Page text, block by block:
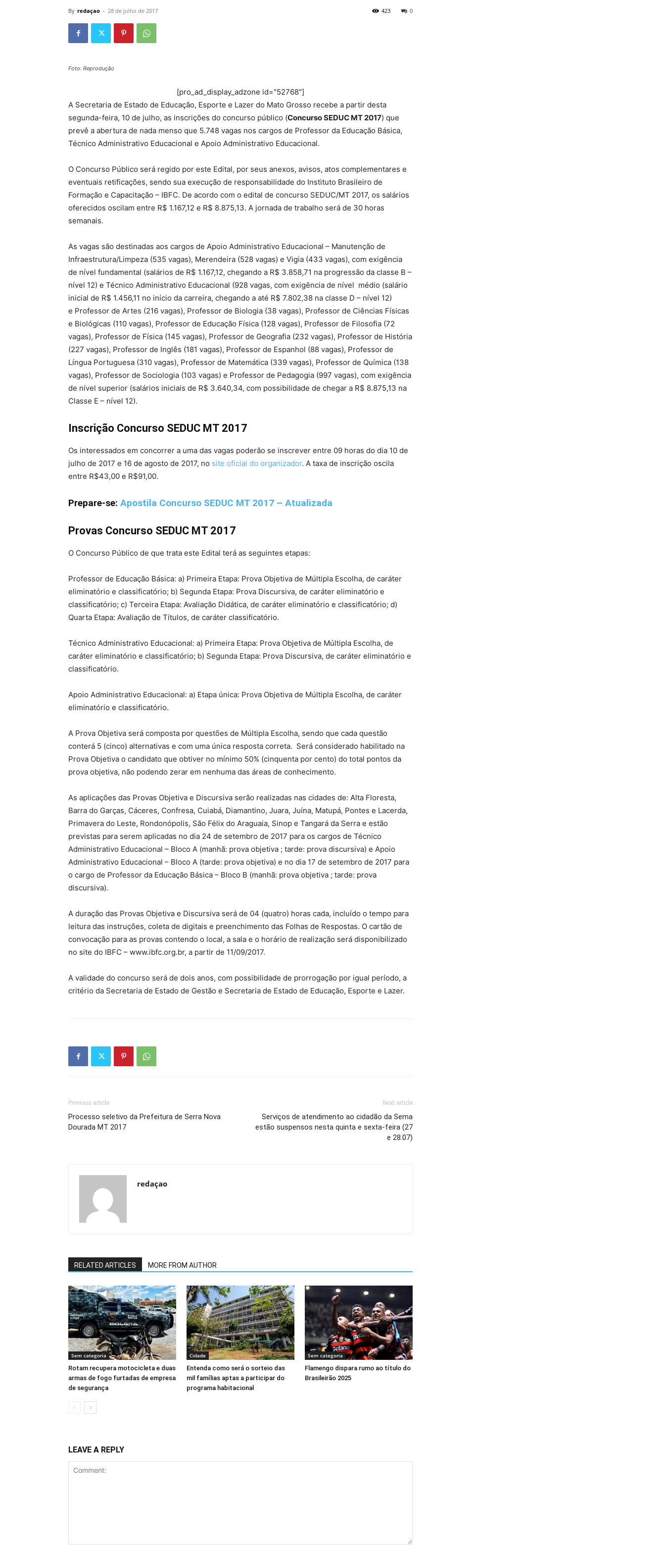
By redaçao - 28 de julho de 2017 0
423
Foto: Reprodução
[pro_ad_display_adzone id="52768"]
A Secretaria de Estado de Educação, Esporte e Lazer do Mato Grosso recebe a partir desta
segunda-feira, 10 de julho, as inscrições do concurso público (Concurso SEDUC MT 2017) que
prevê a abertura de nada menso que 5.748 vagas nos cargos de Professor da Educação Básica,
Técnico Administrativo Educacional e Apoio Administrativo Educacional.
O Concurso Público será regido por este Edital, por seus anexos, avisos, atos complementares e
eventuais retificações, sendo sua execução de responsabilidade do Instituto Brasileiro de
Formação e Capacitação – IBFC. De acordo com o edital de concurso SEDUC/MT 2017, os salários
oferecidos oscilam entre R$ 1.167,12 e R$ 8.875,13. A jornada de trabalho será de 30 horas
semanais.
As vagas são destinadas aos cargos de Apoio Administrativo Educacional – Manutenção de
Infraestrutura/Limpeza (535 vagas), Merendeira (528 vagas) e Vigia (433 vagas), com exigência
de nível fundamental (salários de R$ 1.167,12, chegando a R$ 3.858,71 na progressão da classe B –
nível 12) e Técnico Administrativo Educacional (928 vagas, com exigência de nível médio (salário
inicial de R$ 1.456,11 no início da carreira, chegando a até R$ 7.802,38 na classe D – nível 12)
e Professor de Artes (216 vagas), Professor de Biologia (38 vagas), Professor de Ciências Físicas
e Biológicas (110 vagas), Professor de Educação Física (128 vagas), Professor de Filosofia (72
vagas), Professor de Física (145 vagas), Professor de Geografia (232 vagas), Professor de História
(227 vagas), Professor de Inglês (181 vagas), Professor de Espanhol (88 vagas), Professor de
Língua Portuguesa (310 vagas), Professor de Matemática (339 vagas), Professor de Química (138
vagas), Professor de Sociologia (103 vagas) e Professor de Pedagogia (997 vagas), com exigência
de nível superior (salários iniciais de R$ 3.640,34, com possibilidade de chegar a R$ 8.875,13 na
Classe E – nível 12).
Inscrição Concurso SEDUC MT 2017
Os interessados em concorrer a uma das vagas poderão se inscrever entre 09 horas do dia 10 de
julho de 2017 e 16 de agosto de 2017, no site oficial do organizador. A taxa de inscrição oscila
entre R$43,00 e R$91,00.
Prepare-se: Apostila Concurso SEDUC MT 2017 – Atualizada
Provas Concurso SEDUC MT 2017
O Concurso Público de que trata este Edital terá as seguintes etapas:
Professor de Educação Básica: a) Primeira Etapa: Prova Objetiva de Múltipla Escolha, de caráter
eliminatório e classificatório; b) Segunda Etapa: Prova Discursiva, de caráter eliminatório e
classificatório; c) Terceira Etapa: Avaliação Didática, de caráter eliminatório e classificatório; d)
Quarta Etapa: Avaliação de Títulos, de caráter classificatório.
Técnico Administrativo Educacional: a) Primeira Etapa: Prova Objetiva de Múltipla Escolha, de
caráter eliminatório e classificatório; b) Segunda Etapa: Prova Discursiva, de caráter eliminatório e
classificatório.
Apoio Administrativo Educacional: a) Etapa única: Prova Objetiva de Múltipla Escolha, de caráter
eliminatório e classificatório.
A Prova Objetiva será composta por questões de Múltipla Escolha, sendo que cada questão
conterá 5 (cinco) alternativas e com uma única resposta correta. Será considerado habilitado na
Prova Objetiva o candidato que obtiver no mínimo 50% (cinquenta por cento) do total pontos da
prova objetiva, não podendo zerar em nenhuma das áreas de conhecimento.
As aplicações das Provas Objetiva e Discursiva serão realizadas nas cidades de: Alta Floresta,
Barra do Garças, Cáceres, Confresa, Cuiabá, Diamantino, Juara, Juína, Matupá, Pontes e Lacerda,
Primavera do Leste, Rondonópolis, São Félix do Araguaia, Sinop e Tangará da Serra e estão
previstas para serem aplicadas no dia 24 de setembro de 2017 para os cargos de Técnico
Administrativo Educacional – Bloco A (manhã: prova objetiva ; tarde: prova discursiva) e Apoio
Administrativo Educacional – Bloco A (tarde: prova objetiva) e no dia 17 de setembro de 2017 para
o cargo de Professor da Educação Básica – Bloco B (manhã: prova objetiva ; tarde: prova
discursiva).
A duração das Provas Objetiva e Discursiva será de 04 (quatro) horas cada, incluído o tempo para
leitura das instruções, coleta de digitais e preenchimento das Folhas de Respostas. O cartão de
convocação para as provas contendo o local, a sala e o horário de realização será disponibilizado
no site do IBFC – www.ibfc.org.br, a partir de 11/09/2017.
A validade do concurso será de dois anos, com possibilidade de prorrogação por igual período, a
critério da Secretaria de Estado de Gestão e Secretaria de Estado de Educação, Esporte e Lazer.
Previous article
Processo seletivo da Prefeitura de Serra Nova
Dourada MT 2017
Next article
Serviços de atendimento ao cidadão da Sema
estão suspensos nesta quinta e sexta-feira (27
e 28.07)
redaçao
RELATED ARTICLES MORE FROM AUTHOR
Sem categoria
Rotam recupera motocicleta e duas
armas de fogo furtadas de empresa
de segurança
Cidade
Entenda como será o sorteio das
mil famílias aptas a participar do
programa habitacional
Sem categoria
Flamengo dispara rumo ao título do
Brasileirão 2025
LEAVE A REPLY